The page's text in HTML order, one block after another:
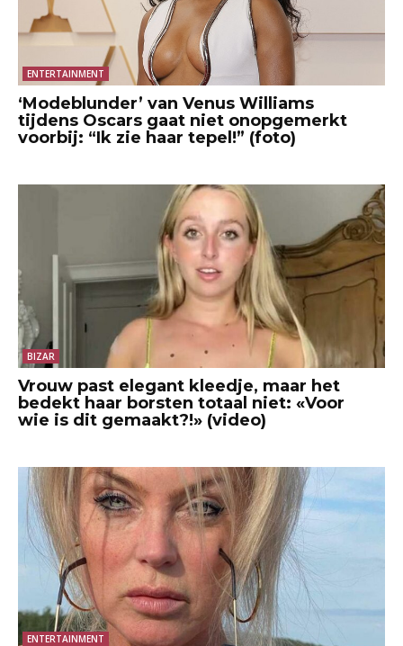
ENTERTAINMENT
‘Modeblunder’ van Venus Williams
tijdens Oscars gaat niet onopgemerkt
voorbij: “Ik zie haar tepel!” (foto)
BIZAR
Vrouw past elegant kleedje, maar het
bedekt haar borsten totaal niet: «Voor
wie is dit gemaakt?!» (video)
ENTERTAINMENT